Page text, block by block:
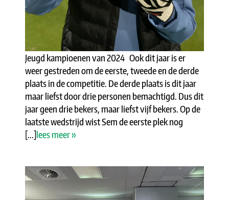
Jeugd kampioenen van 2024 Ook dit jaar is er
weer gestreden om de eerste, tweede en de derde
plaats in de competitie. De derde plaats is dit jaar
maar liefst door drie personen bemachtigd. Dus dit
jaar geen drie bekers, maar liefst vijf bekers. Op de
laatste wedstrijd wist Sem de eerste plek nog
[...]lees meer »